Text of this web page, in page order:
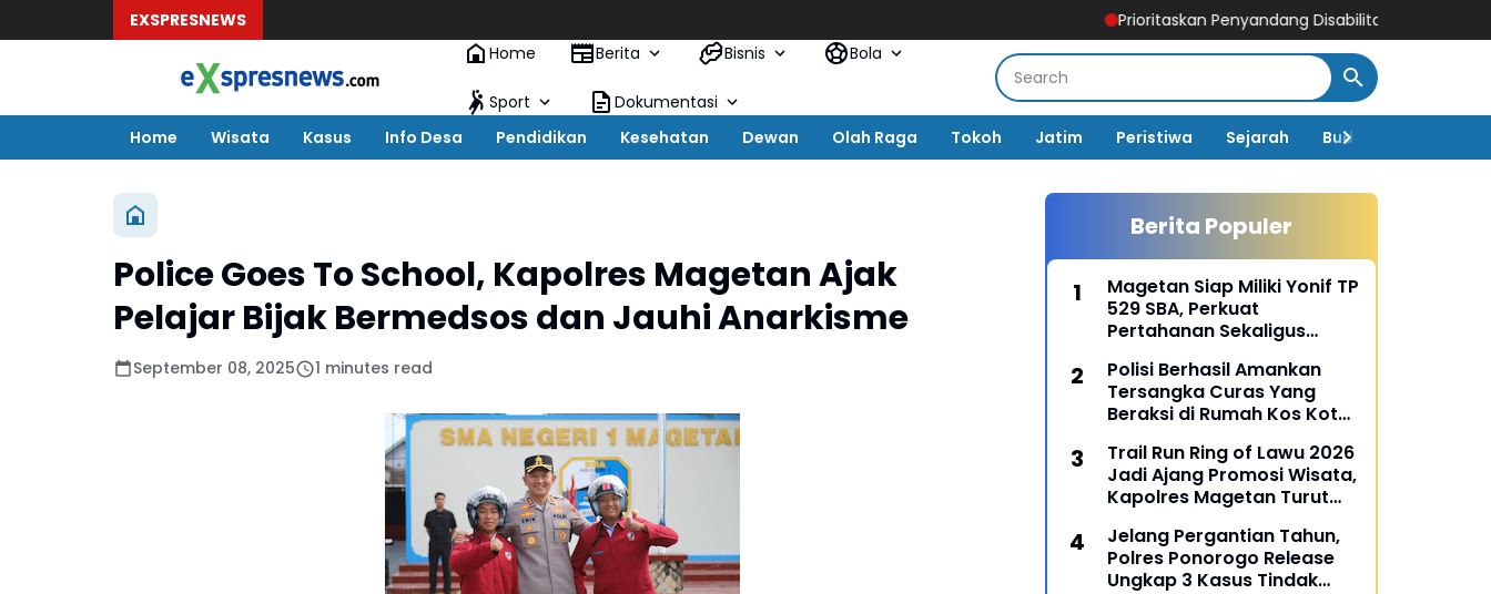
EXSPRESNEWS
Prioritaskan Penyandang Disabilitas, Polsek Ngawi Kota
Home
Berita Bisnis Bola
Sport
Dokumentasi
Home
Wisata Kasus Info Desa Pendidikan Kesehatan Dewan Olah Raga Tokoh Jatim Peristiwa Sejarah Budaya
Police Goes To School, Kapolres Magetan Ajak
Pelajar Bijak Bermedsos dan Jauhi Anarkisme
September 08, 2025 1 minutes read
Berita Populer
Magetan Siap Miliki Yonif TP
529 SBA, Perkuat
Pertahanan Sekaligus
Daerah
Polisi Berhasil Amankan
Tersangka Curas Yang
Beraksi di Rumah Kos Kota
Trail Run Ring of Lawu 2026
Jadi Ajang Promosi Wisata,
Kapolres Magetan Turut
Jelang Pergantian Tahun,
Polres Ponorogo Release
Ungkap 3 Kasus Tindak